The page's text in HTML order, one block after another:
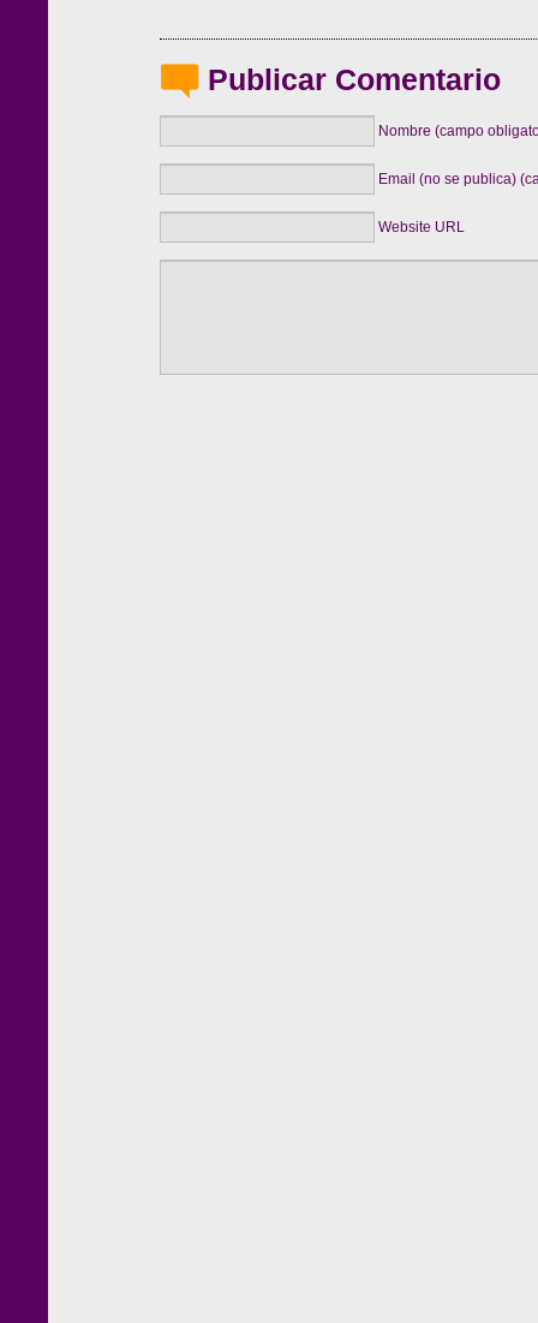
Publicar Comentario
Nombre (campo
Email (no se publica)
Website URL